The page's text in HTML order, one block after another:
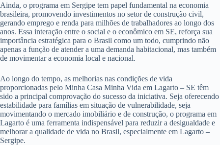
Ainda, o programa em Sergipe tem papel fundamental na economia
brasileira, promovendo investimentos no setor de construção civil,
gerando emprego e renda para milhões de trabalhadores ao longo dos
anos. Essa interação entre o social e o econômico em SE, reforça sua
importância estratégica para o Brasil como um todo, cumprindo não
apenas a função de atender a uma demanda habitacional, mas também
de movimentar a economia local e nacional.
Ao longo do tempo, as melhorias nas condições de vida
proporcionadas pelo Minha Casa Minha Vida em Lagarto – SE têm
sido a principal comprovação do sucesso da iniciativa. Seja oferecendo
estabilidade para famílias em situação de vulnerabilidade, seja
movimentando o mercado imobiliário e de construção, o programa em
Lagarto é uma ferramenta indispensável para reduzir a desigualdade e
melhorar a qualidade de vida no Brasil, especialmente em Lagarto –
Sergipe.